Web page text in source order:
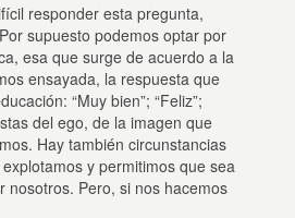
responder esta pregunta,
supuesto podemos optar por
esa que surge de acuerdo a la
ensayada, la respuesta que
“Muy bien”; “Feliz”;
del ego, de la imagen que
Hay también circunstancias
y permitimos que sea
nosotros. Pero, si nos hacemos